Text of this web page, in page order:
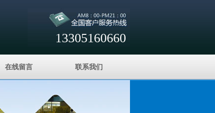
13305160660
在线留言 联系我们